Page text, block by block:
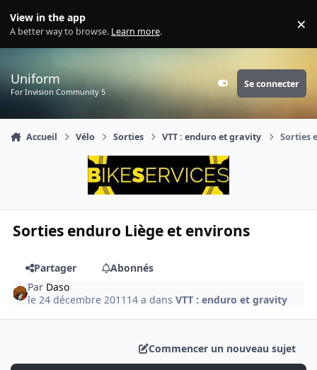
View in the app
A better way to browse. Learn more. ×
Uniform
For Invision Community 5 Customizer
Se connecter
Accueil Vélo Sorties VTT : enduro et gravity Sorties
Sorties enduro Liège et environs
Partager
Abonnés
Par Daso
le 24 décembre 2011 14 a dansVTT : enduro et gravity
Commencer un nouveau sujet